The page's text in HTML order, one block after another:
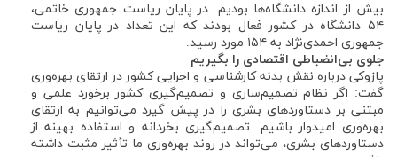
بیش از اندازه دانشگاه‌ها بودیم. در پایان ریاست جمهوری خاتمی،
۵۴ دانشگاه در کشور فعال بودند که این تعداد در پایان ریاست
جمهوری احمدی‌نژاد به ۱۵۴ مورد رسید.
جلوی بی‌انضباطی اقتصادی را بگیریم
پازوکی درباره نقش بدنه کارشناسی و اجرایی کشور در ارتقای بهره‌وری
گفت: اگر نظام تصمیم‌سازی و تصمیم‌گیری کشور برخورد علمی و
مبتنی بر دستاوردهای بشری را در پیش گیرد می‌توانیم به ارتقای
بهره‌وری امیدوار باشیم. تصمیم‌گیری بخردانه و استفاده بهینه از
دستاوردهای بشری، می‌تواند در روند بهره‌وری ما تأثیر مثبت داشته